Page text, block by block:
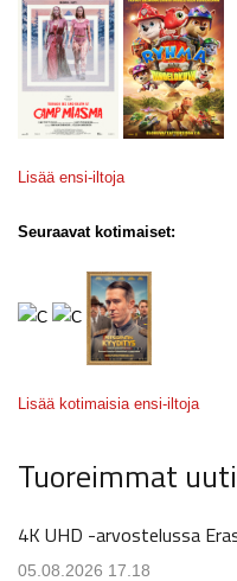
Lisää ensi-iltoja
Seuraavat kotimaiset:
Lisää kotimaisia ensi-iltoja
Tuoreimmat
4K UHD -arvostelussa
05.08.2026 17.18